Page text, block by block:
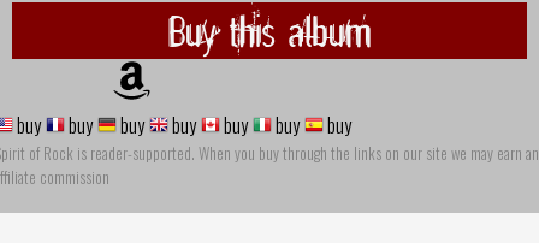
Buy this album
buy buy buy buy buy buy buy
of Rock is reader-supported. When you buy through the links on our site we may earn an
commission